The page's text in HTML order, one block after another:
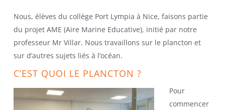
Nous, élèves du collège Port Lympia à Nice, faisons partie
du projet AME (Aire Marine Educative), initié par notre
professeur Mr Villar. Nous travaillons sur le plancton et
sur d’autres sujets liés à l’océan.
C’EST QUOI LE PLANCTON ?
Pour
commencer